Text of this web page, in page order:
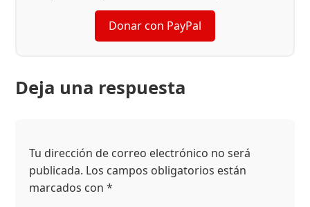
Donar con PayPal
Deja una respuesta
Tu dirección de correo electrónico no será
publicada. Los campos obligatorios están
marcados con*